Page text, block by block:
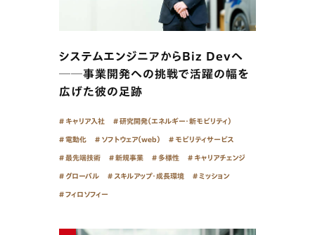
システムエンジニアからBiz Devへ
──事業開発への挑戦で活躍の幅を
広げた彼の足跡
キャリア入社 研究開発（エネルギー・新モビリティ）
電動化 ソフトウェア（web） モビリティサービス
最先端技術 新規事業 多様性 キャリアチェンジ
グローバル スキルアップ・成長環境 ミッション
フィロソフィー